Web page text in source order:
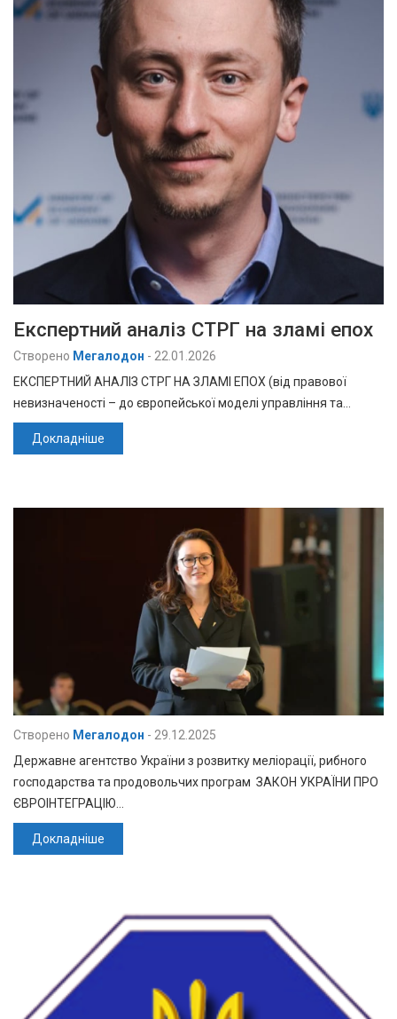
Експертний аналіз СТРГ на зламі епох
Створено Мегалодон - 22.01.2026
ЕКСПЕРТНИЙ АНАЛІЗ СТРГ НА ЗЛАМІ ЕПОХ (від правової
невизначеності – до європейської моделі управління та…
Докладніше
Створено Мегалодон - 29.12.2025
Державне агентство України з розвитку меліорації, рибного
господарства та продовольчих програм ЗАКОН УКРАЇНИ ПРО
ЄВРОІНТЕГРАЦІЮ…
Докладніше